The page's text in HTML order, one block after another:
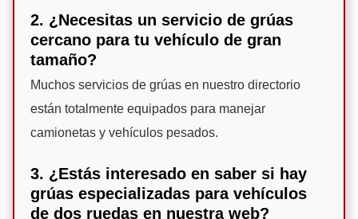
2. ¿Necesitas un servicio de grúas
cercano para tu vehículo de gran
tamaño?
Muchos servicios de grúas en nuestro directorio
están totalmente equipados para manejar
camionetas y vehículos pesados.
3. ¿Estás interesado en saber si hay
grúas especializadas para vehículos
de dos ruedas en nuestra web?